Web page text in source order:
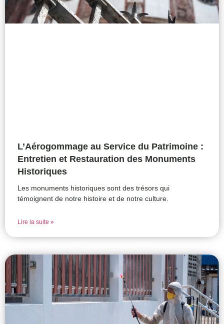
L’Aérogommage au Service du Patrimoine :
Entretien et Restauration des Monuments
Historiques
Les monuments historiques sont des trésors qui
témoignent de notre histoire et de notre culture.
Lire la suite »